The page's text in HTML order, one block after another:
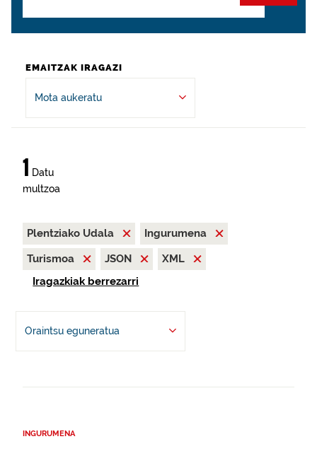
EMAITZAK IRAGAZI
Mota aukeratu
1 Datu
multzoa
Plentziako Udala
Ingurumena
Turismoa
JSON
XML
Iragazkiak berrezarri
Oraintsu eguneratua
INGURUMENA